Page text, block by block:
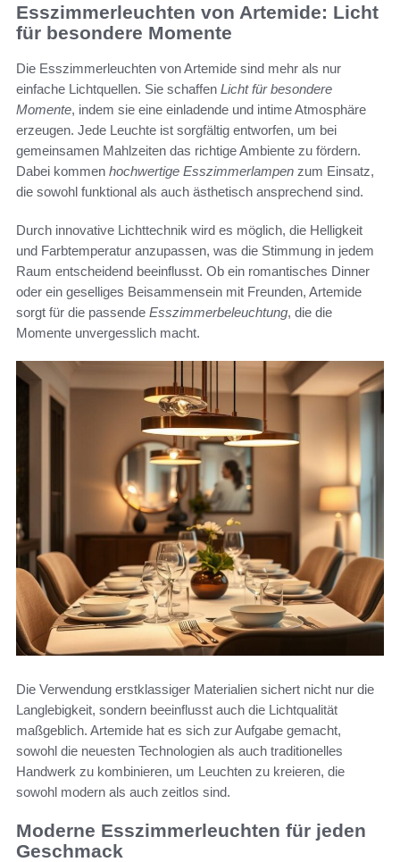
Esszimmerleuchten von Artemide: Licht
für besondere Momente
Die Esszimmerleuchten von Artemide sind mehr als nur
einfache Lichtquellen. Sie schaffen Licht für besondere
Momente, indem sie eine einladende und intime Atmosphäre
erzeugen. Jede Leuchte ist sorgfältig entworfen, um bei
gemeinsamen Mahlzeiten das richtige Ambiente zu fördern.
Dabei kommen hochwertige Esszimmerlampen zum Einsatz,
die sowohl funktional als auch ästhetisch ansprechend sind.
Durch innovative Lichttechnik wird es möglich, die Helligkeit
und Farbtemperatur anzupassen, was die Stimmung in jedem
Raum entscheidend beeinflusst. Ob ein romantisches Dinner
oder ein geselliges Beisammensein mit Freunden, Artemide
sorgt für die passende Esszimmerbeleuchtung, die die
Momente unvergesslich macht.
Die Verwendung erstklassiger Materialien sichert nicht nur die
Langlebigkeit, sondern beeinflusst auch die Lichtqualität
maßgeblich. Artemide hat es sich zur Aufgabe gemacht,
sowohl die neuesten Technologien als auch traditionelles
Handwerk zu kombinieren, um Leuchten zu kreieren, die
sowohl modern als auch zeitlos sind.
Moderne Esszimmerleuchten für jeden
Geschmack